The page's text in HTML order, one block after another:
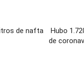
de nafta
Hubo
de